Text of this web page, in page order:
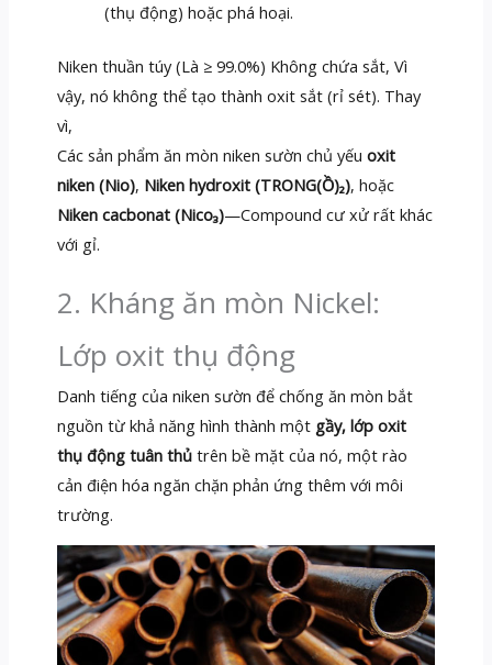
(thụ động) hoặc phá hoại.
Niken thuần túy (Là ≥ 99.0%) Không chứa sắt, Vì
vậy, nó không thể tạo thành oxit sắt (rỉ sét). Thay
vì,
Các sản phẩm ăn mòn niken sườn chủ yếu oxit
niken (Nio), Niken hydroxit (TRONG(Ồ)₂), hoặc
Niken cacbonat (Nico₃)—Compound cư xử rất khác
với gỉ.
2. Kháng ăn mòn Nickel:
Lớp oxit thụ động
Danh tiếng của niken sườn để chống ăn mòn bắt
nguồn từ khả năng hình thành một gầy, lớp oxit
thụ động tuân thủtrên bề mặt của nó, một rào
cản điện hóa ngăn chặn phản ứng thêm với môi
trường.